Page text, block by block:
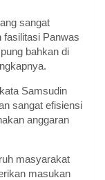
sangat
fasilitasi Panwas
bahkan di
Samsudin
sangat efisiensi
anggaran
masyarakat
masukan